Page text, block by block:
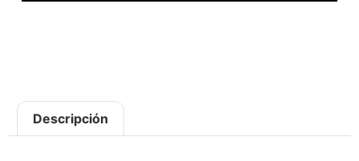
Descripción